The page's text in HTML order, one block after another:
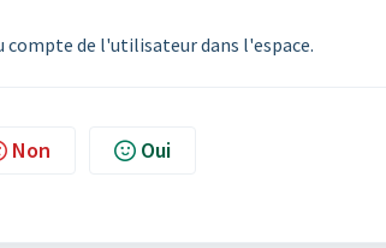
compte de l'utilisateur dans l'espace.
Non Oui